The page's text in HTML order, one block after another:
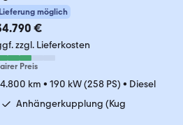
Lieferung möglich
€
zzgl. Lieferkosten
Preis
km • 190 kW (258 PS) • Diesel
Anhängerkupplung (Kug